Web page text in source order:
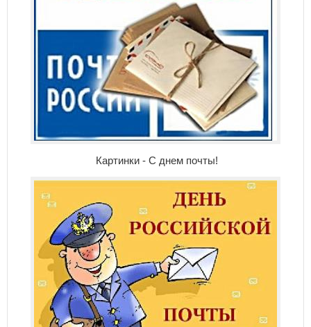
Картинки - С днем почты!